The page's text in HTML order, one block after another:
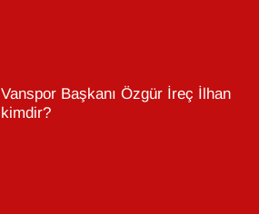
Vanspor Başkanı Özgür İreç İlhan
kimdir?